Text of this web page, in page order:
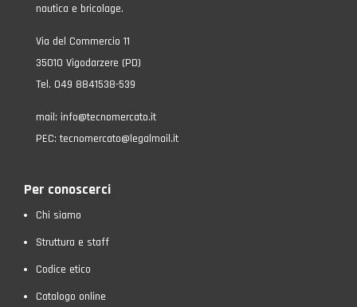
nautica e bricolage.
Via del Commercio 11
35010 Vigodarzere (PD)
Tel. 049 8841538-539
mail: info@tecnomercato.it
PEC:tecnomercato@legalmail.it
Per conoscerci
Chi siamo
Struttura e staff
Codice etico
Catalogo online